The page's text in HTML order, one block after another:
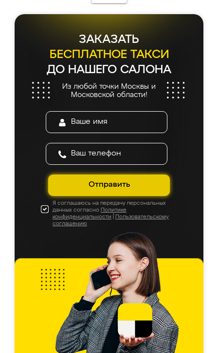
ЗАКАЗАТЬ
БЕСПЛАТНОЕ ТАКСИ
ДО НАШЕГО САЛОНА
Из любой точки Москвы и
Московской области!
Отправить
Я соглашаюсь на передачу персональных
данных согласно Политике
конфиденциальности
Пользовательскому
соглашению